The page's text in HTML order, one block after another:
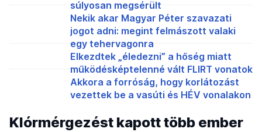
súlyosan megsérült
Nekik akar Magyar Péter szavazati
jogot adni: megint felmászott valaki
egy tehervagonra
Elkezdtek „éledezni” a hőség miatt
működésképtelenné vált FLIRT vonatok
Akkora a forróság, hogy korlátozást
vezettek be a vasúti és HÉV vonalakon
Klórmérgezést kapott több ember